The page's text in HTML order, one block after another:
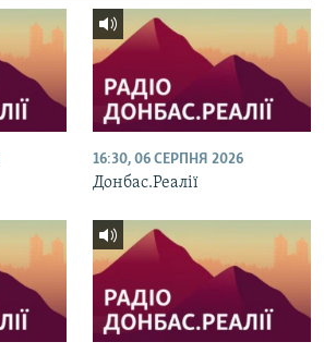
16:30, 06 СЕРПНЯ 2026
Донбас.Реалії